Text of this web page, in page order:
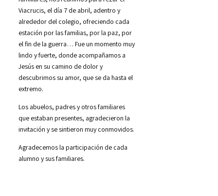
Viacrucis, el día 7 de abril, adentro y
alrededor del colegio, ofreciendo cada
estación por las familias, por la paz, por
el fin de la guerra… Fue un momento muy
lindo y fuerte, donde acompañamos a
Jesús en su camino de dolor y
descubrimos su amor, que se da hasta el
extremo.
Los abuelos, padres y otros familiares
que estaban presentes, agradecieron la
invitación y se sintieron muy conmovidos.
Agradecemos la participación de cada
alumno y sus familiares.